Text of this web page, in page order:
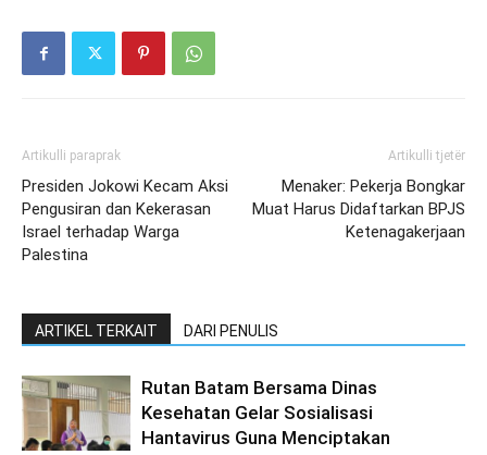
Artikulli paraprak
Presiden Jokowi Kecam Aksi
Pengusiran dan Kekerasan
Israel terhadap Warga
Palestina
Artikulli tjetër
Menaker: Pekerja Bongkar
Muat Harus Didaftarkan BPJS
Ketenagakerjaan
ARTIKEL TERKAIT DARI PENULIS
Rutan Batam Bersama Dinas
Kesehatan Gelar Sosialisasi
Hantavirus Guna Menciptakan